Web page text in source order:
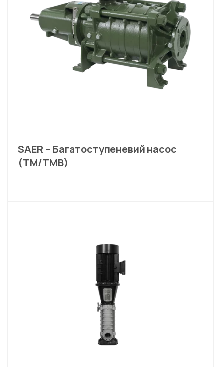
SAER – Багатоступеневий насос
(TM/TMB)